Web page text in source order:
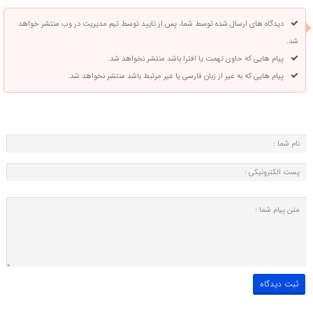
دیدگاه های ارسال شده توسط شما، پس از تایید توسط تیم مدیریت در وب منتشر خواهد
شد.
پیام هایی که حاوی تهمت یا افترا باشد منتشر نخواهد شد.
پیام هایی که به غیر از زبان فارسی یا غیر مرتبط باشد منتشر نخواهد شد.